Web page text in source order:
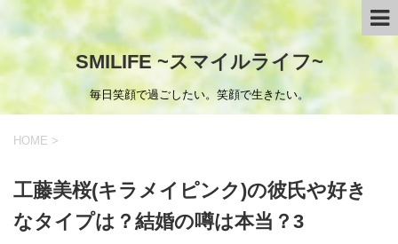
SMILIFE ~スマイルライフ~
毎日笑顔で過ごしたい。笑顔で生きたい。
HOME >
工藤美桜(キラメイピンク)の彼氏や好き
なタイプは？結婚の噂は本当？3